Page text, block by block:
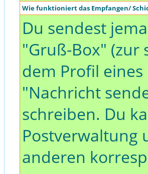
Wie funktioniert das Empfangen/
Du sendest
"Gruß-Box"
dem Profil
"Nachricht
schreiben. Du
Postverwaltung
anderen